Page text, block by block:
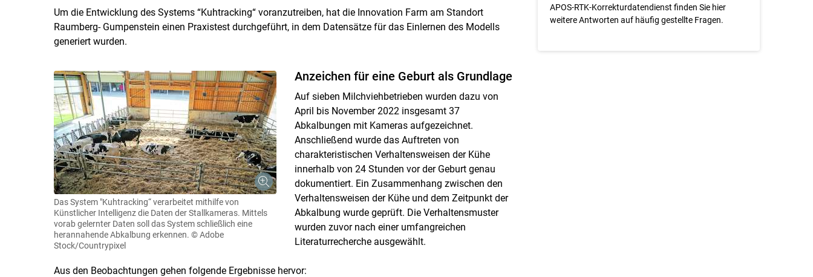
Um die Entwicklung des Systems “Kuhtracking“ voranzutreiben, hat die Innovation Farm am Standort
Raumberg- Gumpenstein einen Praxistest durchgeführt, in dem Datensätze für das Einlernen des Modells
generiert wurden.
Das System "Kuhtracking“ verarbeitet mithilfe von
Künstlicher Intelligenz die Daten der Stallkameras. Mittels
vorab gelernter Daten soll das System schließlich eine
herannahende Abkalbung erkennen. © Adobe
Stock/Countrypixel
Anzeichen für eine Geburt als Grundlage
Auf sieben Milchviehbetrieben wurden dazu von
April bis November 2022 insgesamt 37
Abkalbungen mit Kameras aufgezeichnet.
Anschließend wurde das Auftreten von
charakteristischen Verhaltensweisen der Kühe
innerhalb von 24 Stunden vor der Geburt genau
dokumentiert. Ein Zusammenhang zwischen den
Verhaltensweisen der Kühe und dem Zeitpunkt der
Abkalbung wurde geprüft. Die Verhaltensmuster
wurden zuvor nach einer umfangreichen
Literaturrecherche ausgewählt.
Aus den Beobachtungen gehen folgende Ergebnisse hervor:
APOS-RTK-Korrekturdatendienst finden Sie hier
weitere Antworten auf häufig gestellte Fragen.